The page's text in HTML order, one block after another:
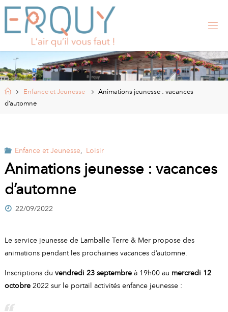
Skip
content
RQ
UY
, SI
E
EL
RIE
HomeEnfance et Jeunesse
Animations jeunesse : vacances
d’automne
Enfance et Jeunesse, Loisir
Animations jeunesse : vacances
d’automne
22/09/2022
Le service jeunesse de Lamballe Terre & Mer propose des
animations pendant les prochaines vacances d’automne.
Inscriptions du vendredi 23 septembreà 19h00 au mercredi 12
octobre2022 sur le portail activités enfance jeunesse :